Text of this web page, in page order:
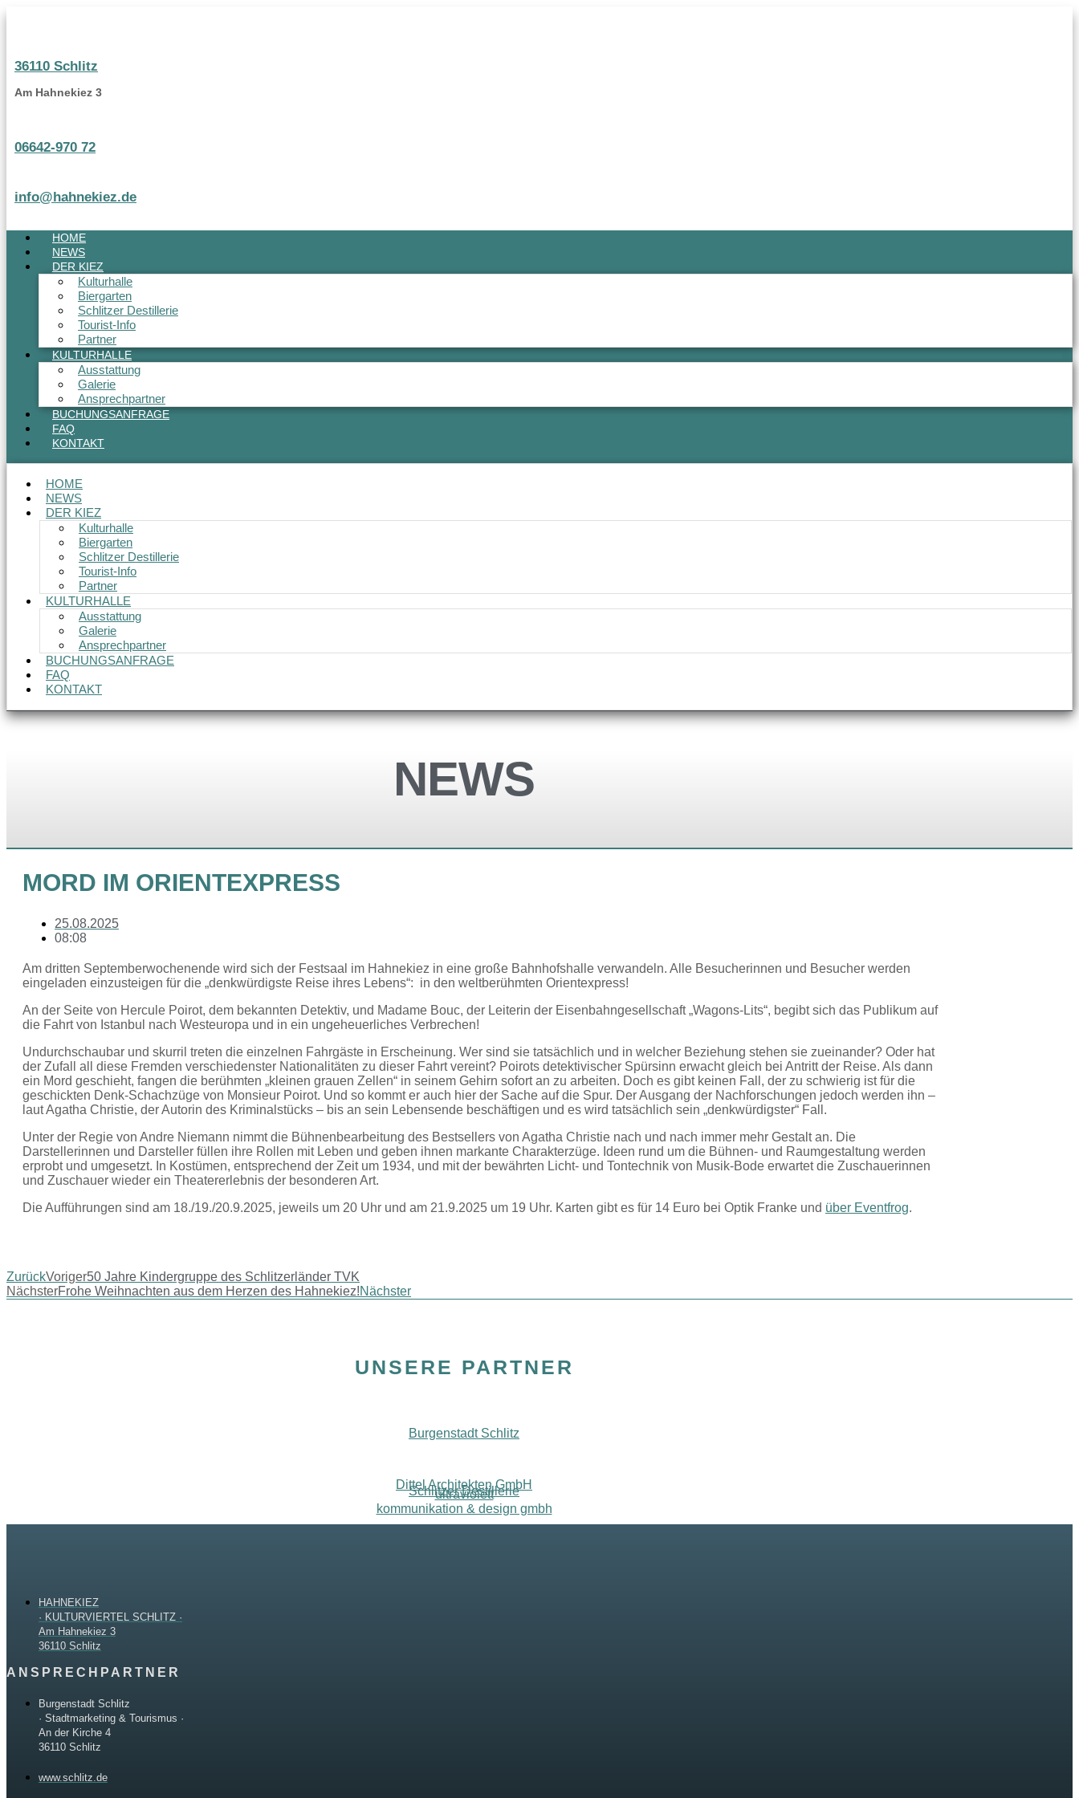
36110 Schlitz
Am Hahnekiez 3
06642-970 72
info@hahnekiez.de
HOME
NEWS
DER KIEZ
Kulturhalle
Biergarten
Schlitzer Destillerie
Tourist-Info
Partner
KULTURHALLE
Ausstattung
Galerie
Ansprechpartner
BUCHUNGSANFRAGE
FAQ
KONTAKT
HOME
NEWS
DER KIEZ
Kulturhalle
Biergarten
Schlitzer Destillerie
Tourist-Info
Partner
KULTURHALLE
Ausstattung
Galerie
Ansprechpartner
BUCHUNGSANFRAGE
FAQ
KONTAKT
NEWS
MORD IM ORIENTEXPRESS
25.08.2025
08:08
Am dritten Septemberwochenende wird sich der Festsaal im Hahnekiez in eine große Bahnhofshalle verwandeln. Alle Besucherinnen und Besucher werden
eingeladen einzusteigen für die „denkwürdigste Reise ihres Lebens“: in den weltberühmten Orientexpress!
An der Seite von Hercule Poirot, dem bekannten Detektiv, und Madame Bouc, der Leiterin der Eisenbahngesellschaft „Wagons-Lits“, begibt sich das Publikum auf
die Fahrt von Istanbul nach Westeuropa und in ein ungeheuerliches Verbrechen!
Undurchschaubar und skurril treten die einzelnen Fahrgäste in Erscheinung. Wer sind sie tatsächlich und in welcher Beziehung stehen sie zueinander? Oder hat
der Zufall all diese Fremden verschiedenster Nationalitäten zu dieser Fahrt vereint? Poirots detektivischer Spürsinn erwacht gleich bei Antritt der Reise. Als dann
ein Mord geschieht, fangen die berühmten „kleinen grauen Zellen“ in seinem Gehirn sofort an zu arbeiten. Doch es gibt keinen Fall, der zu schwierig ist für die
geschickten Denk-Schachzüge von Monsieur Poirot. Und so kommt er auch hier der Sache auf die Spur. Der Ausgang der Nachforschungen jedoch werden ihn –
laut Agatha Christie, der Autorin des Kriminalstücks – bis an sein Lebensende beschäftigen und es wird tatsächlich sein „denkwürdigster“ Fall.
Unter der Regie von Andre Niemann nimmt die Bühnenbearbeitung des Bestsellers von Agatha Christie nach und nach immer mehr Gestalt an. Die
Darstellerinnen und Darsteller füllen ihre Rollen mit Leben und geben ihnen markante Charakterzüge. Ideen rund um die Bühnen- und Raumgestaltung werden
erprobt und umgesetzt. In Kostümen, entsprechend der Zeit um 1934, und mit der bewährten Licht- und Tontechnik von Musik-Bode erwartet die Zuschauerinnen
und Zuschauer wieder ein Theatererlebnis der besonderen Art.
Die Aufführungen sind am 18./19./20.9.2025, jeweils um 20 Uhr und am 21.9.2025 um 19 Uhr. Karten gibt es für 14 Euro bei Optik Franke und über Eventfrog.
ZurückVoriger50 Jahre Kindergruppe des Schlitzerländer TVK
NächsterFrohe Weihnachten aus dem Herzen des Hahnekiez!Nächster
UNSERE PARTNER
Burgenstadt Schlitz
Schlitzer Destillerie
Dittel Architekten GmbH
ultraviolett
kommunikation & design gmbh
HAHNEKIEZ
· KULTURVIERTEL SCHLITZ ·
Am Hahnekiez 3
36110 Schlitz
ANSPRECHPARTNER
Burgenstadt Schlitz
· Stadtmarketing & Tourismus ·
An der Kirche 4
36110 Schlitz
www.schlitz.de